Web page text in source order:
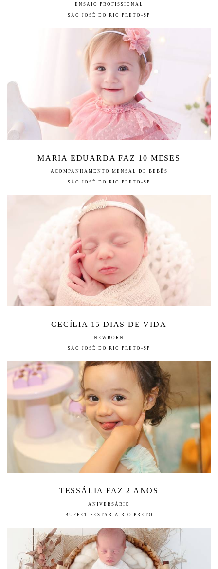
ENSAIO PROFISSIONAL
SÃO JOSÉ DO RIO PRETO-SP
MARIA EDUARDA FAZ 10 MESES
ACOMPANHAMENTO MENSAL DE BEBÊS
SÃO JOSÉ DO RIO PRETO-SP
CECÍLIA 15 DIAS DE VIDA
NEWBORN
SÃO JOSÉ DO RIO PRETO-SP
TESSÁLIA FAZ 2 ANOS
ANIVERSÁRIO
BUFFET FESTARIA RIO PRETO